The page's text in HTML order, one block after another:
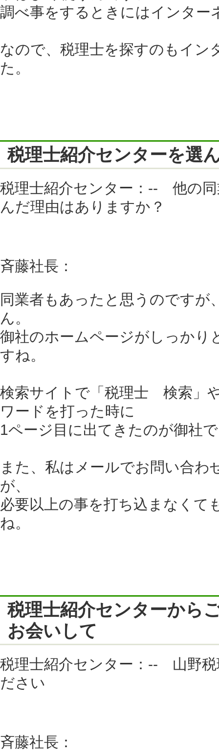
調べ事をするときにはインター
なので、税理士を探すのもイン
た。
税理士紹介センターを選
税理士紹介センター：-- 他の
んだ理由はありますか？
斉藤社長：
同業者もあったと思うのです
ん。
御社のホームページがしっかり
すね。
検索サイトで「税理士 検索」
ワードを打った時に
1ページ目に出てきたのが御社
また、私はメールでお問い合
が、
必要以上の事を打ち込まなくて
ね。
税理士紹介センターから
お会いして
税理士紹介センター：-- 山野
ださい
斉藤社長：